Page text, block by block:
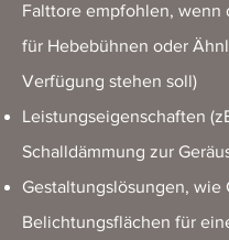
Falttore empfohlen, wenn
für Hebebühnen oder
Verfügung stehen soll)
Leistungseigenschaften
Schalldämmung zur
Gestaltungslösungen, wie
Belichtungsflächen für